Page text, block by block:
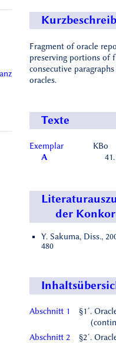
Fragment of oracle
preserving portions of
consecutive
oracles.
Texte
Exemplar
A
KBo
der
Y. Sakuma, Diss.,
480
Abschnitt 1
§1´.
Abschnitt 2
§2´.